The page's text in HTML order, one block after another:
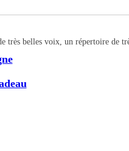
très belles voix, un répertoire de